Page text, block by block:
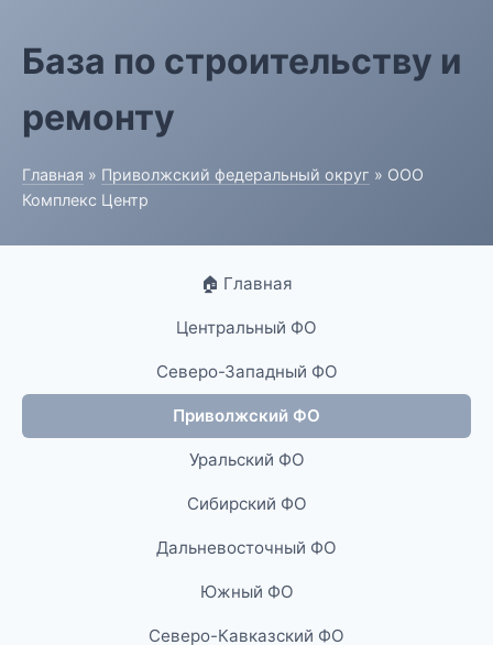
База по строительству и
ремонту
Главная » Приволжский федеральный округ » ООО
Комплекс Центр
🏠 Главная
Центральный ФО
Северо-Западный ФО
Приволжский ФО
Уральский ФО
Сибирский ФО
Дальневосточный ФО
Южный ФО
Северо-Кавказский ФО